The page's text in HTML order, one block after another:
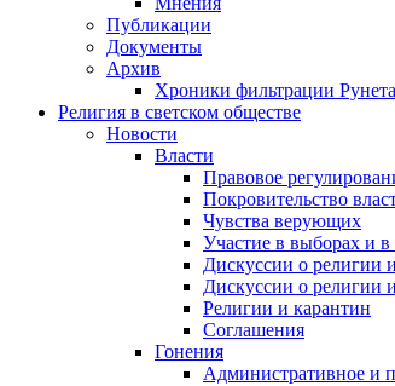
Публикации
Документы
Архив
Хроники фильтрации Рунета
Религия в светском обществе
Новости
Власти
Правовое
Покровительство
Чувства верующих
Участие в выборах и
Дискуссии о религии
Дискуссии о религии
Религии и карантин
Соглашения
Гонения
Административное и